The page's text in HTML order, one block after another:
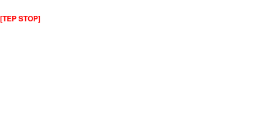
[TEP STOP]